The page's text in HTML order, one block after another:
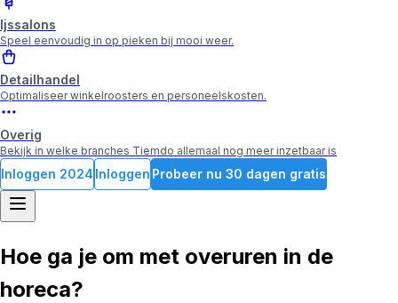
Ijssalons
Speel eenvoudig in op pieken bij mooi weer.
Detailhandel
Optimaliseer winkelroosters en personeelskosten.
Overig
Bekijk in welke branches Tiemdo allemaal nog meer inzetbaar is
Inloggen 2024 Inloggen Probeer nu 30 dagen gratis
Hoe ga je om met overuren in de
horeca?